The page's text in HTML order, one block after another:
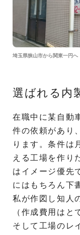
埼玉県狭山市から関東一円へ
選ばれる内
在職中に某自動
件の依頼があり
ります。条件は
える工場を作り
はイメージ優先
にはもちろん下
私が作図し知人
（作成費用はと
そして工場のレ